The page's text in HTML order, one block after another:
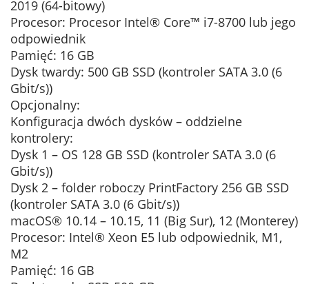
2019 (64-bitowy)
Procesor: Procesor Intel® Core™ i7-8700 lub jego
odpowiednik
Pamięć: 16 GB
Dysk twardy: 500 GB SSD (kontroler SATA 3.0 (6
Gbit/s))
Opcjonalny:
Konfiguracja dwóch dysków – oddzielne
kontrolery:
Dysk 1 – OS 128 GB SSD (kontroler SATA 3.0 (6
Gbit/s))
Dysk 2 – folder roboczy PrintFactory 256 GB SSD
(kontroler SATA 3.0 (6 Gbit/s))
macOS® 10.14 – 10.15, 11 (Big Sur), 12 (Monterey)
Procesor: Intel® Xeon E5 lub odpowiednik, M1,
M2
Pamięć: 16 GB